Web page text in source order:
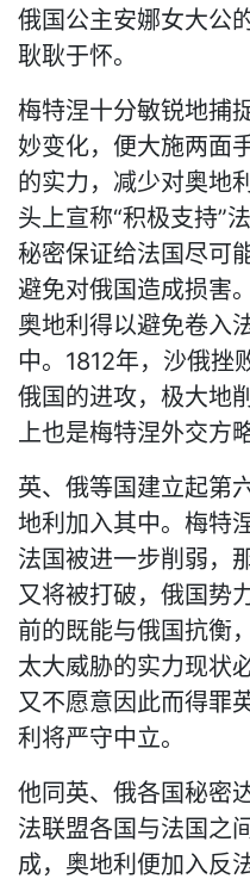
俄国公主安娜女大公
耿耿于怀。
梅特涅十分敏锐地捕
妙变化，便大施两面
的实力，减少对奥地
头上宣称“积极支持”
秘密保证给法国尽可
避免对俄国造成损害
奥地利得以避免卷入
中。1812年，沙俄挫
俄国的进攻，极大地
上也是梅特涅外交方
英、俄等国建立起第
地利加入其中。梅特
法国被进一步削弱，
又将被打破，俄国势
前的既能与俄国抗衡
太大威胁的实力现状
又不愿意因此而得罪
利将严守中立。
他同英、俄各国秘密
法联盟各国与法国之
成，奥地利便加入反